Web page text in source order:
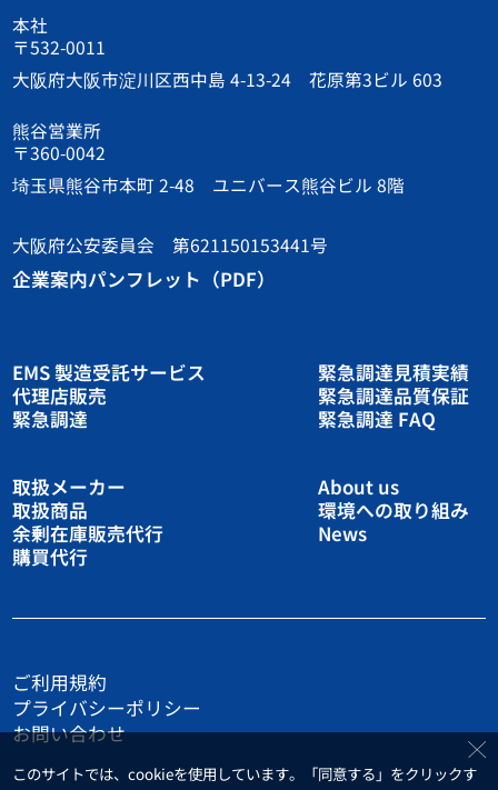
このサイトでは、cookieを使用しています。「同意する」をクリックす
本社
〒532-0011
大阪府大阪市淀川区西中島 4-13-24 花原第3ビル 603
熊谷営業所
〒360-0042
埼玉県熊谷市本町 2-48 ユニバース熊谷ビル 8階
大阪府公安委員会 第621150153441号
企業案内パンフレット（PDF）
EMS 製造受託サービス
代理店販売
緊急調達
取扱メーカー
取扱商品
余剰在庫販売代行
購買代行
緊急調達見積実績
緊急調達品質保証
緊急調達 FAQ
About us
環境への取り組み
News
ご利用規約
プライバシーポリシー
お問い合わせ